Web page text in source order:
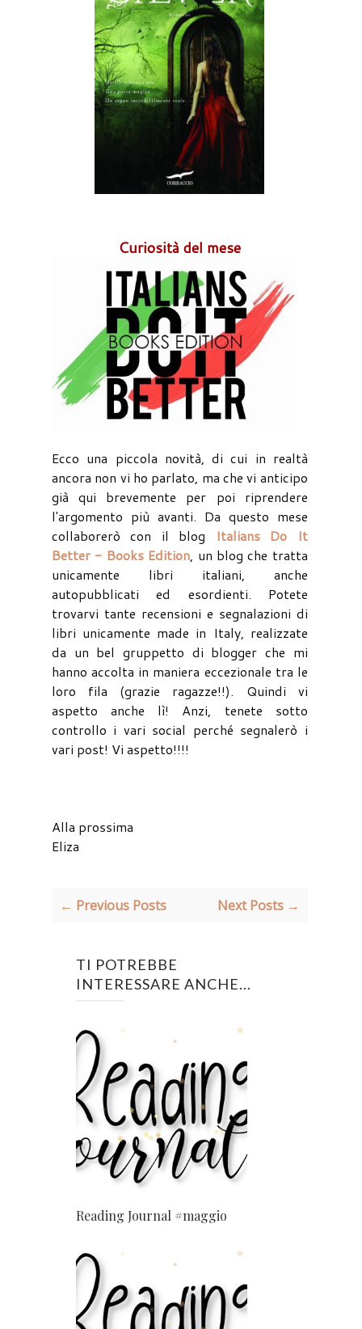
Curiosità del mese
Ecco una piccola novità, di cui in realtà
ancora non vi ho parlato, ma che vi anticipo
già qui brevemente per poi riprendere
l'argomento più avanti. Da questo mese
collaborerò con il blog Italians Do It
Better - Books Edition, un blog che tratta
unicamente libri italiani, anche
autopubblicati ed esordienti. Potete
trovarvi tante recensioni e segnalazioni di
libri unicamente made in Italy, realizzate
da un bel gruppetto di blogger che mi
hanno accolta in maniera eccezionale tra le
loro fila (grazie ragazze!!). Quindi vi
aspetto anche lì! Anzi, tenete sotto
controllo i vari social perché segnalerò i
vari post! Vi aspetto!!!!
Alla prossima
Eliza
← Previous Posts Next Posts →
TI POTREBBE
INTERESSARE ANCHE...
Reading Journal #maggio